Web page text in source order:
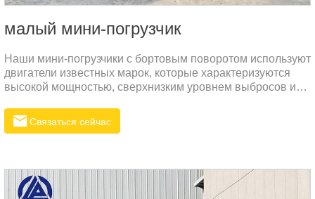
малый мини-погрузчик
Наши мини-погрузчики с бортовым поворотом используют
двигатели известных марок, которые характеризуются
высокой мощностью, сверхнизким уровнем выбросов и
гарантирует, что машина может обеспечить достаточную
мощность в различных рабочих условиях, но и
Связаться сейчас